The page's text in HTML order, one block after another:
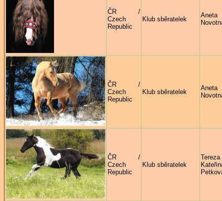
ČR /
Czech
Republic
Klub sběratelek
Aneta
ČR /
Czech
Republic
Klub sběratelek
Aneta
ČR /
Czech
Republic
Klub sběratelek
Tereza